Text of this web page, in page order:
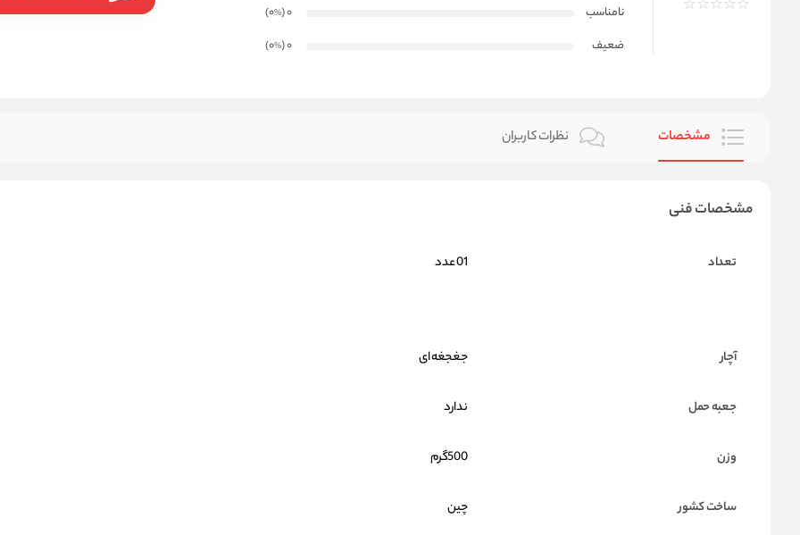
نامناسب
0
(0
%
)
ضعیف
0
(0
%
)
مشخصات نظرات کاربران
مشخصات فنی
تعداد 01 عدد
آچار جغجغه ای
جعبه حمل ندارد
وزن 500گرم
ساخت کشور چین